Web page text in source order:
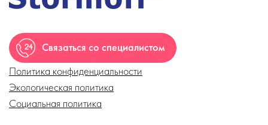
Связаться со специалистом
Политика конфиденциальности
Экологическая политика
Социальная политика